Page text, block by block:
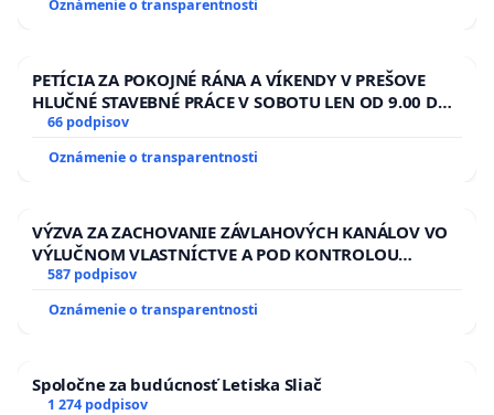
Oznámenie o transparentnosti
PETÍCIA ZA POKOJNÉ RÁNA A VÍKENDY V PREŠOVE
HLUČNÉ STAVEBNÉ PRÁCE V SOBOTU LEN OD 9.00 DO
13.00 HOD., CEZ PRACOVNÝ TÝŽDEŇ CIEĽ 8.00 – 18.00
ĎUMBIERSKEJ/MAGU
66 podpisov
Oznámenie o transparentnosti
VÝZVA ZA ZACHOVANIE ZÁVLAHOVÝCH KANÁLOV VO
VÝLUČNOM VLASTNÍCTVE A POD KONTROLOU
SLOVENSKEJ REPUBLIKY & žiadosť na riešenie
kanálov na Slovensku
587 podpisov
Oznámenie o transparentnosti
Spoločne za budúcnosť Letiska Sliač
1 274 podpisov